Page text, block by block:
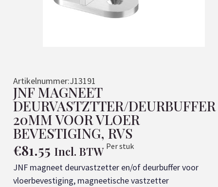
Artikelnummer:J13191
JNF MAGNEET
DEURVASTZTTER/DEURBUFFER
20MM VOOR VLOER
BEVESTIGING, RVS
€81.55 Incl. BTW Per stuk
JNF magneet deurvastzetter en/of deurbuffer voor
vloerbevestiging, magneetische vastzetter